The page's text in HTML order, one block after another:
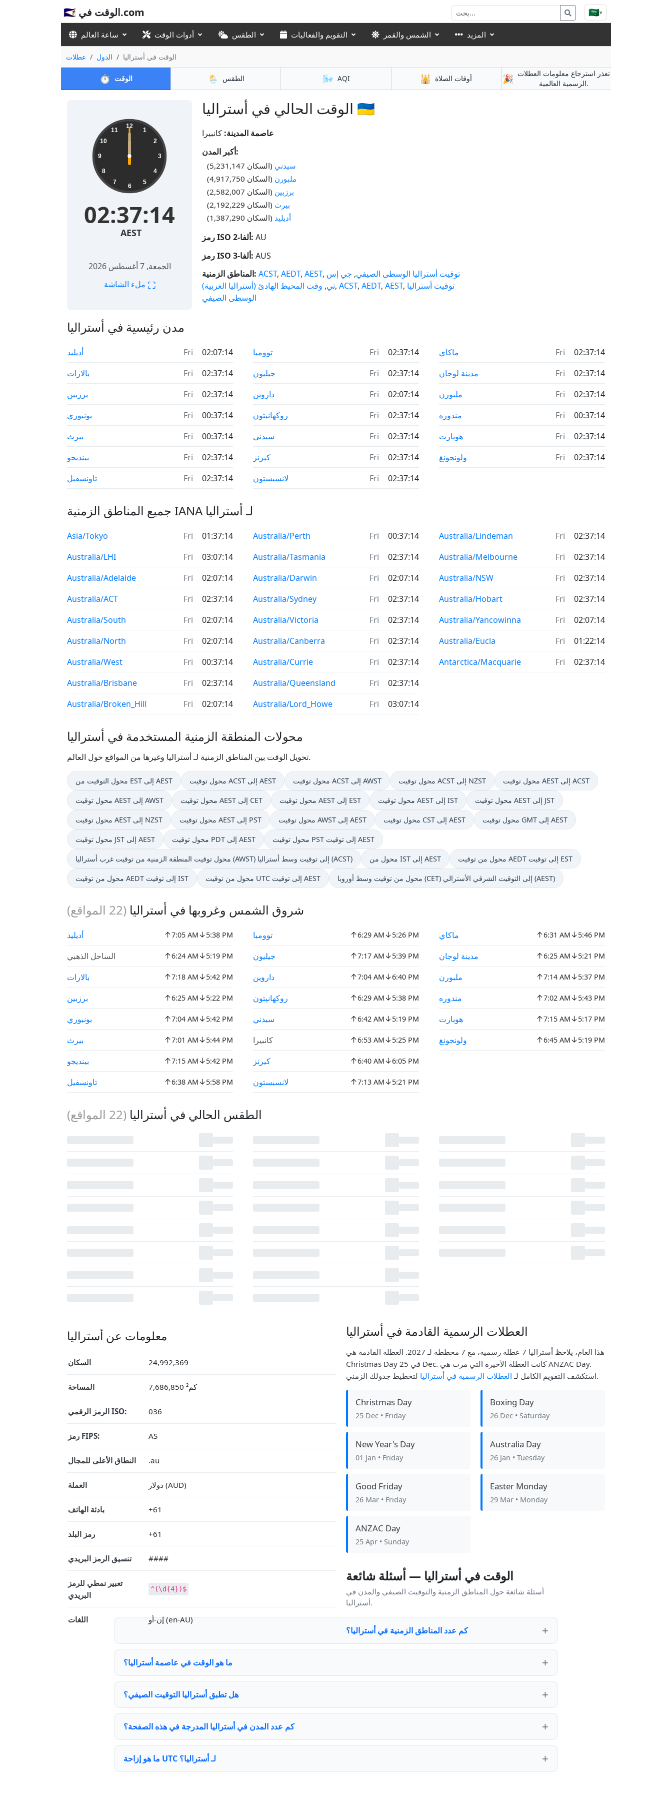
🇸🇦 الوقت في.com 🇸🇦▾
ساعة العالم أدوات الوقت الطقس التقويم والفعاليات الشمس والقمر المزيد
عطلات الدول الوقت في أستراليا
⏱️ الوقت 🌦️ الطقس 🌬️ AQI 🕌 أوقات الصلاة 🎉 تعذر استرجاع معلومات العطلات
الرسمية العالمية.
الوقت الحالي في أستراليا 🇦🇺
12
1
2
3
4
5
6
7
8
9
10
11
02:37:14
AEST
الجمعة, 7 أغسطس 2026
⛶
عاصمة المدينة: كانبيرا
أكبر المدن:
سيدني (السكان 5,231,147)
ملبورن (السكان 4,917,750)
برزبين (السكان 2,582,007)
بيرث (السكان 2,192,229)
أديليد (السكان 1,387,290)
رمز ISO ألفا-2: AU
رمز ISO ألفا-3: AUS
المناطق الزمنية: ACST, AEDT, AEST, توقيت أستراليا الوسطى الصيفي, جي إس
تي, وقت المحيط الهادئ (أستراليا الغربية) , ACST, AEDT, AEST, توقيت أستراليا
الوسطى الصيفي
مدن رئيسية في أستراليا
أديليد Fri
02:07:14
بالارات
Fri
02:37:14
برزبين
Fri
02:37:14
بونبوري
Fri
00:37:14
بيرث
Fri
00:37:14
بينديجو
Fri
02:37:14
تاونسفيل
Fri 02:37:14
توومبا Fri
02:37:14
جيليون
Fri
02:37:14
داروين
Fri
02:07:14
روكهانپتون
Fri
02:37:14
سيدني
Fri
02:37:14
كيرنز
Fri
02:37:14
لانسيستون
Fri 02:37:14
ماكاي Fri
02:37:14
مدينة لوجان
Fri
02:37:14
ملبورن
Fri
02:37:14
مندوره
Fri
00:37:14
هوبارت
Fri
02:37:14
ولونجونغ
Fri 02:37:14
جميع المناطق الزمنية IANA لـ أستراليا
Asia/Tokyo Fri
01:37:14
Australia/LHI
Fri
03:07:14
Australia/Adelaide
Fri
02:07:14
Australia/ACT
Fri
02:37:14
Australia/South
Fri
02:07:14
Australia/North
Fri
02:07:14
Australia/West
Fri
00:37:14
Australia/Brisbane
Fri
02:37:14
Australia/Broken_Hill
Fri 02:07:14
Australia/Perth Fri
00:37:14
Australia/Tasmania
Fri
02:37:14
Australia/Darwin
Fri
02:07:14
Australia/Sydney
Fri
02:37:14
Australia/Victoria
Fri
02:37:14
Australia/Canberra
Fri
02:37:14
Australia/Currie
Fri
02:37:14
Australia/Queensland
Fri
02:37:14
Australia/Lord_Howe
Fri 03:07:14
Australia/Lindeman Fri
02:37:14
Australia/Melbourne
Fri
02:37:14
Australia/NSW
Fri
02:37:14
Australia/Hobart
Fri
02:37:14
Australia/Yancowinna
Fri
02:07:14
Australia/Eucla
Fri
01:22:14
Antarctica/Macquarie
Fri 02:37:14
محولات المنطقة الزمنية المستخدمة في أستراليا
تحويل الوقت بين المناطق الزمنية لـ أستراليا وغيرها من المواقع حول العالم.
محول التوقيت من EST إلى AEST محول توقيت ACST إلى AEST محول توقيت ACST إلى AWST محول توقيت ACST إلى NZST محول توقيت AEST إلى ACST
محول توقيت AEST إلى AWST محول توقيت AEST إلى CET محول توقيت AEST إلى EST محول توقيت AEST إلى IST محول توقيت AEST إلى JST
محول توقيت AEST إلى NZST محول توقيت AEST إلى PST محول توقيت AWST إلى AEST محول توقيت CST إلى AEST محول توقيت GMT إلى AEST
محول توقيت JST إلى AEST محول توقيت PDT إلى AEST محول توقيت PST إلى توقيت AEST
محول توقيت المنطقة الزمنية من توقيت غرب أستراليا (AWST) إلى توقيت وسط أستراليا (ACST) محول من IST إلى AEST محول من توقيت AEDT إلى توقيت EST
محول من توقيت AEDT إلى توقيت IST محول من توقيت UTC إلى توقيت AEST محول من توقيت وسط أوروبا (CET) إلى التوقيت الشرقي الأسترالي (AEST)
شروق الشمس وغروبها في أستراليا (
22 المواقع)
أديليد ↑7:05 AM↓5:38 PM
الساحل الذهبي ↑6:24 AM↓5:19 PM
بالارات ↑7:18 AM↓5:42 PM
برزبين ↑6:25 AM↓5:22 PM
بونبوري ↑7:04 AM↓5:42 PM
بيرث ↑7:01 AM↓5:44 PM
بينديجو ↑7:15 AM↓5:42 PM
تاونسفيل ↑6:38 AM↓5:58 PM
توومبا ↑6:29 AM↓5:26 PM
جيليون ↑7:17 AM↓5:39 PM
داروين ↑7:04 AM↓6:40 PM
روكهانپتون ↑6:29 AM↓5:38 PM
سيدني ↑6:42 AM↓5:19 PM
كانبيرا ↑6:53 AM↓5:25 PM
كيرنز ↑6:40 AM↓6:05 PM
لانسيستون ↑7:13 AM↓5:21 PM
ماكاي ↑6:31 AM↓5:46 PM
مدينة لوجان ↑6:25 AM↓5:21 PM
ملبورن ↑7:14 AM↓5:37 PM
مندوره ↑7:02 AM↓5:43 PM
هوبارت ↑7:15 AM↓5:17 PM
ولونجونغ ↑6:45 AM↓5:19 PM
الطقس الحالي في أستراليا (
22 المواقع)
معلومات عن أستراليا
السكان 24,992,369
المساحة 7,686,850 كم²
الرمز الرقمي ISO: 036
رمز FIPS: AS
النطاق الأعلى للمجال .au
العملة دولار (AUD)
بادئة الهاتف +61
رمز البلد +61
تنسيق الرمز البريدي ####
تعبير نمطي للرمز
البريدي
^(\d{4})$
اللغات إن-أو (en-AU)
العطلات الرسمية القادمة في أستراليا
هذا العام، يلاحظ أستراليا 7 عطلة رسمية، مع 7 مخططة لـ 2027. العطلة القادمة هي
Christmas Day في 25 Dec. كانت العطلة الأخيرة التي مرت هي ANZAC Day.
استكشف التقويم الكامل لـ العطلات الرسمية في أستراليا لتخطيط جدولك الزمني.
Christmas Day
25 Dec • Friday
Boxing Day
26 Dec • Saturday
New Year's Day
01 Jan • Friday
Australia Day
26 Jan • Tuesday
Good Friday
26 Mar • Friday
Easter Monday
29 Mar • Monday
ANZAC Day
25 Apr • Sunday
الوقت في أستراليا — أسئلة شائعة
أسئلة شائعة حول المناطق الزمنية والتوقيت الصيفي والمدن في
أستراليا.
كم عدد المناطق الزمنية في أستراليا؟
ما هو الوقت في عاصمة أستراليا؟
هل تطبق أستراليا التوقيت الصيفي؟
كم عدد المدن في أستراليا المدرجة في هذه الصفحة؟
ما هو إزاحة UTC لـ أستراليا؟